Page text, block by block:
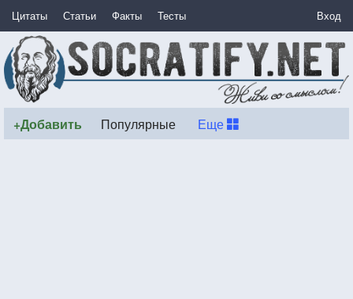
Цитаты Статьи Факты Тесты Вход
+Добавить Популярные Еще